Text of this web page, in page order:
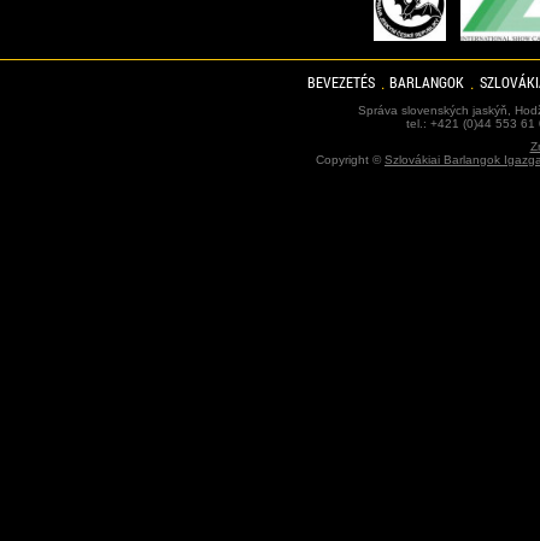
BEVEZETÉS BARLANGOK
Správa slovenských jaskýň,
tel.: +421 (0)44 553
Copyright ©Szlovákiai Barlangok